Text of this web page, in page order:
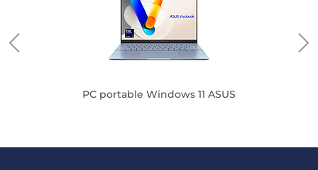
PC portable Windows 11 ASUS